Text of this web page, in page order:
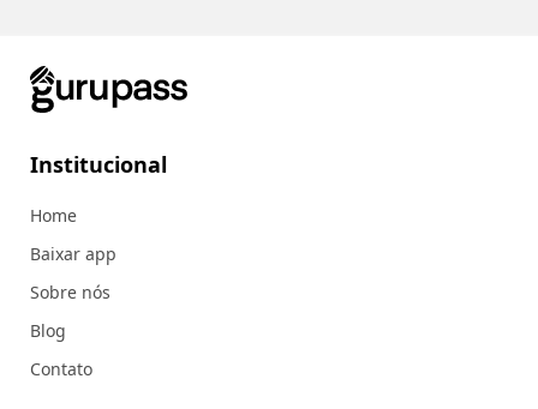
Institucional
Home
Baixar app
Sobre nós
Blog
Contato